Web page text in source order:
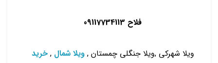
فلاح 09117734113
ویلا شهرکی ,ویلا جنگلی چمستان , ویلا شمال ,خرید